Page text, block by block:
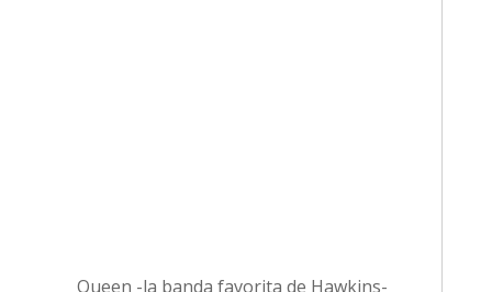
Queen -la banda favorita de Hawkins-